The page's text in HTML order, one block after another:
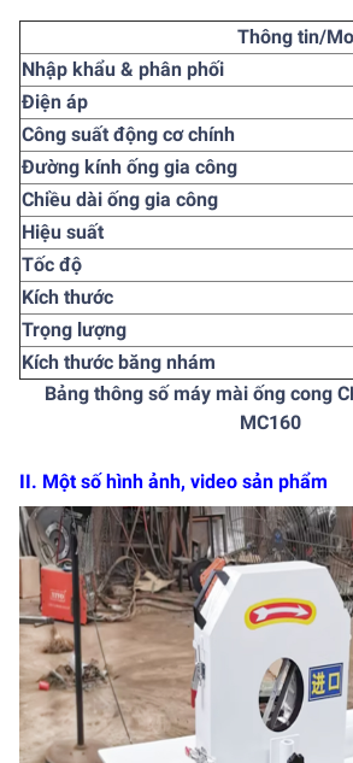
Thông tin/
Nhập khẩu & phân phối
Điện áp
Công suất động cơ chính
Đường kính ống gia công
Chiều dài ống gia công
Hiệu suất
Tốc độ
Kích thước
Trọng lượng
Kích thước băng nhám
Bảng thông số máy mài ống cong
MC160
II. Một số hình ảnh, video sản phẩm